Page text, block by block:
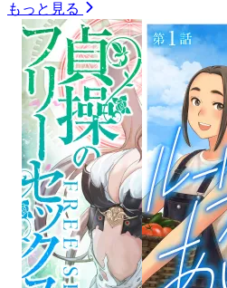
もっと見る